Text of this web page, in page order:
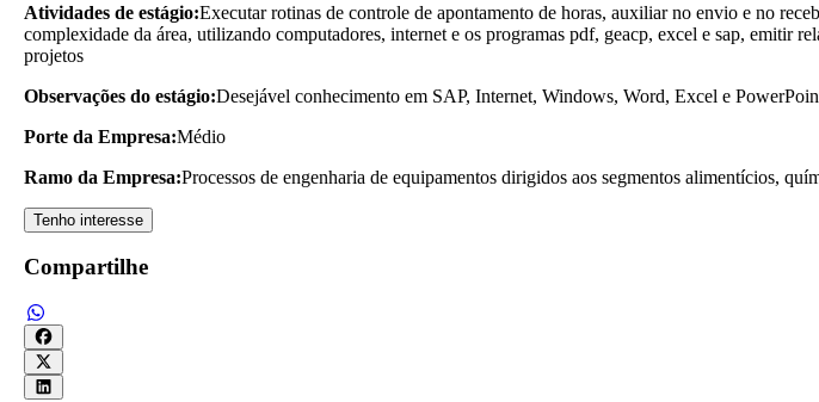
Atividades de estágio:Executar rotinas de controle de apontamento de horas, auxiliar no envio e no
complexidade da área, utilizando computadores, internet e os programas pdf, geacp, excel e sap, emitir
projetos
Observações do estágio:Desejável conhecimento em SAP, Internet, Windows, Word, Excel e
Porte da Empresa:Médio
Ramo da Empresa:Processos de engenharia de equipamentos dirigidos aos segmentos alimentícios,
Tenho interesse
Compartilhe